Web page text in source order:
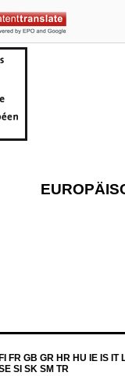
FR GB GR HR HU IE IS IT
SI SK SM TR